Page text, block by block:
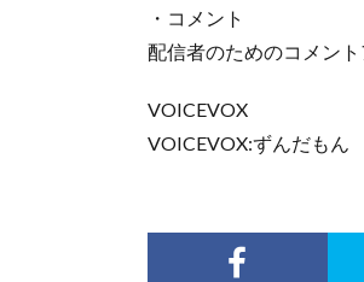
・コメント
配信者のためのコメント
VOICEVOX
VOICEVOX:ずんだもん